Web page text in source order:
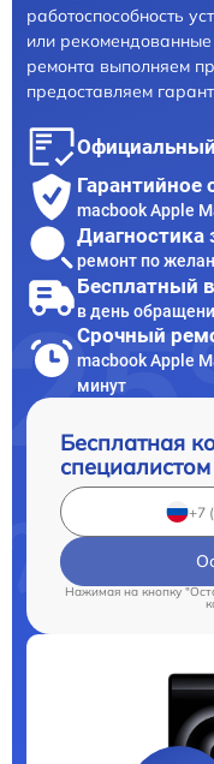
работоспособность
или рекомендованные
ремонта выполняем
предоставляем
Гарантийное
macbook Apple
Диагностика
ремонт по
Бесплатный
в день
Срочный
macbook Apple
минут
Бесплатная
специалистом
Нажимая на кнопку